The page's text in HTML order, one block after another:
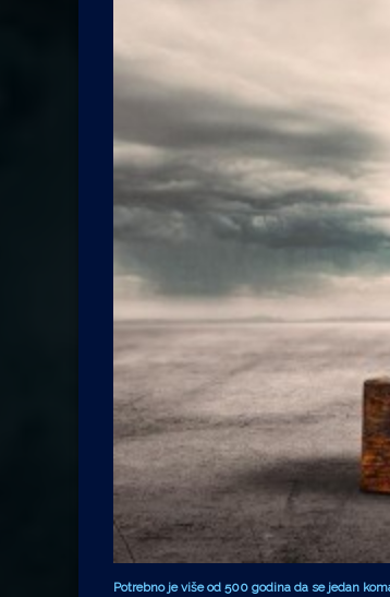
Potrebno je više od 500 godina da se jedan